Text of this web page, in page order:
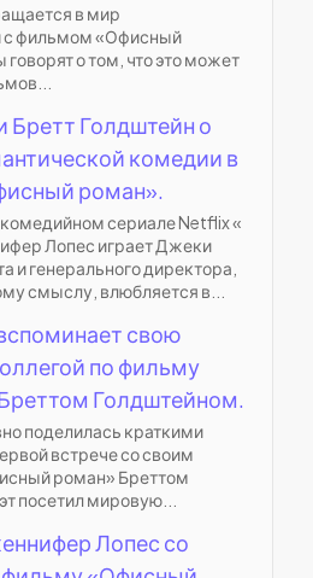
в мир
с фильмом «Офисный
о том, что это может
Голдштейн о
комедии в
роман».
сериале Netflix «
Лопес играет Джеки
и генерального директора,
смыслу, влюбляется в...
свою
по фильму
Голдштейном.
поделилась краткими
встрече со своим
роман» Бреттом
посетил мировую...
Лопес со